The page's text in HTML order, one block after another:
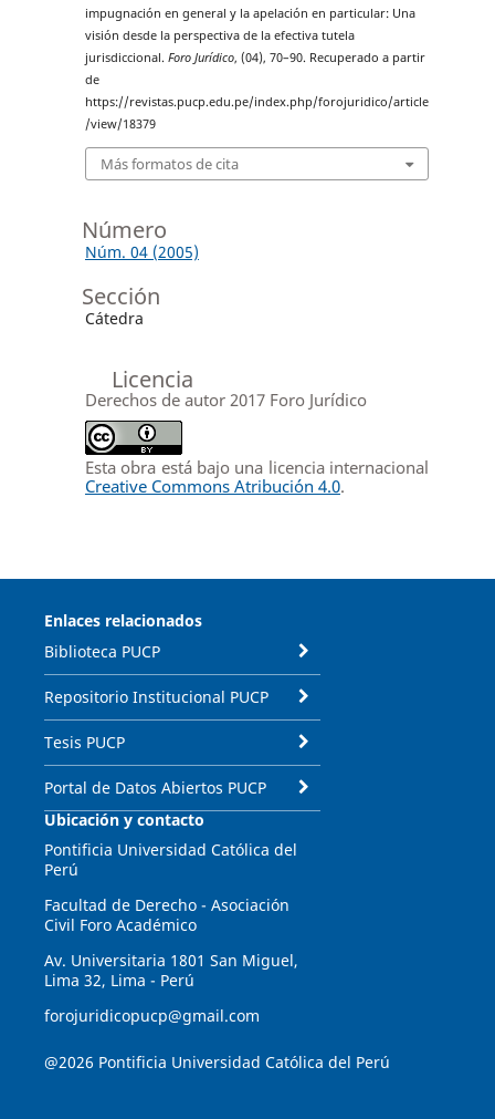
impugnación en general y la apelación en particular: Una
visión desde la perspectiva de la efectiva tutela
jurisdiccional. Foro Jurídico, (04), 70–90. Recuperado a partir
de
https://revistas.pucp.edu.pe/index.php/forojuridico/article
/view/18379
Más formatos de cita
Número
Núm. 04 (2005)
Sección
Cátedra
Licencia
Derechos de autor 2017 Foro Jurídico
Esta obra está bajo una licencia internacional
Creative Commons Atribución 4.0.
Enlaces relacionados
Biblioteca PUCP
Repositorio Institucional PUCP
Tesis PUCP
Portal de Datos Abiertos PUCP
Ubicación y contacto
Pontificia Universidad Católica del
Perú
Facultad de Derecho - Asociación
Civil Foro Académico
Av. Universitaria 1801 San Miguel,
Lima 32, Lima - Perú
forojuridicopucp@gmail.com
@2026 Pontificia Universidad Católica del Perú